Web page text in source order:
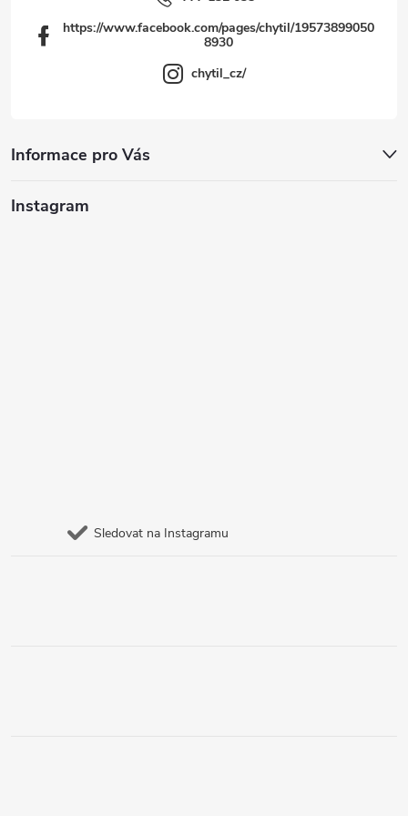
https://www.facebook.com/pages/chytil/19573899050
8930
chytil_cz/
Informace pro Vás
Instagram
Sledovat na Instagramu